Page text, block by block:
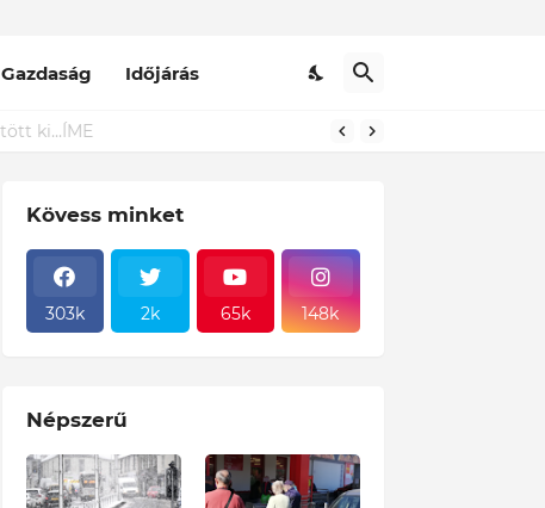
Gazdaság Időjárás
Kövess minket
303k 2k 65k 148k
Népszerű